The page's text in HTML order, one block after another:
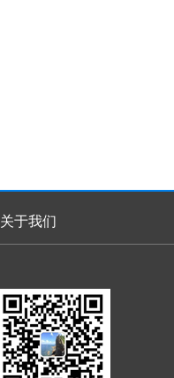
关于我们